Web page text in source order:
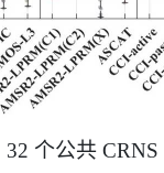
32 个公共 CRNS